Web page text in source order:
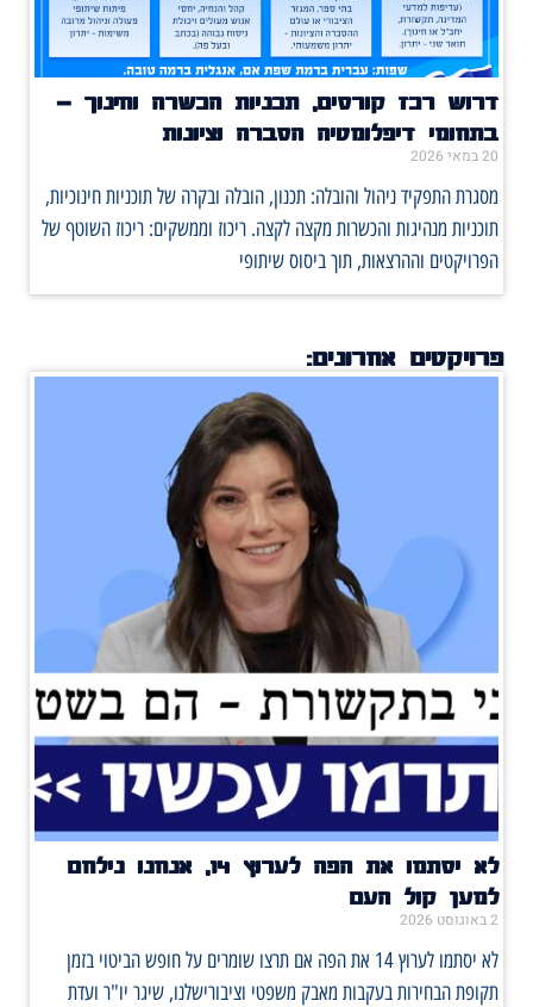
דרוש רכז קורסים, תכניות הכשרה וחינוך –
בתחומי דיפלומטיה הסברה וציונות
20 במאי 2026
מסגרת התפקיד ניהול והובלה: תכנון, הובלה ובקרה של תוכניות חינוכיות,
תוכניות מנהיגות והכשרות מקצה לקצה. ריכוז וממשקים: ריכוז השוטף של
הפרויקטים וההרצאות, תוך ביסוס שיתופי
פרויקטים אחרונים:
לא יסתמו את הפה לערוץ 14, אנחנו נילחם
למען קול העם
2 באוגוסט 2026
לא יסתמו לערוץ 14 את הפה אם תרצו שומרים על חופש הביטוי בזמן
תקופת הבחירות בעקבות מאבק משפטי וציבורישלנו, שיגר יו"ר ועדת